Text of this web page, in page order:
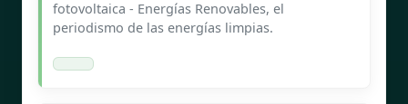
fotovoltaica - Energías Renovables, el
periodismo de las energías limpias.